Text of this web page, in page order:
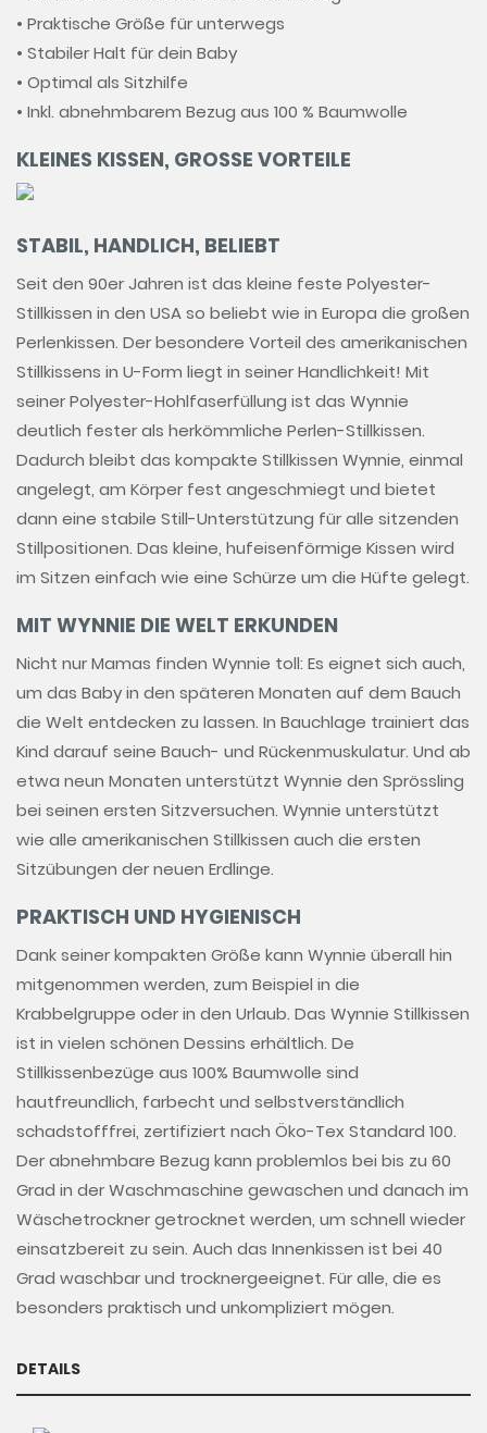
• Praktische Größe für unterwegs
• Stabiler Halt für dein Baby
• Optimal als Sitzhilfe
• Inkl. abnehmbarem Bezug aus 100 % Baumwolle
KLEINES KISSEN, GROSSE VORTEILE
STABIL, HANDLICH, BELIEBT
Seit den 90er Jahren ist das kleine feste Polyester-
Stillkissen in den USA so beliebt wie in Europa die großen
Perlenkissen. Der besondere Vorteil des amerikanischen
Stillkissens in U-Form liegt in seiner Handlichkeit! Mit
seiner Polyester-Hohlfaserfüllung ist das Wynnie
deutlich fester als herkömmliche Perlen-Stillkissen.
Dadurch bleibt das kompakte Stillkissen Wynnie, einmal
angelegt, am Körper fest angeschmiegt und bietet
dann eine stabile Still-Unterstützung für alle sitzenden
Stillpositionen. Das kleine, hufeisenförmige Kissen wird
im Sitzen einfach wie eine Schürze um die Hüfte gelegt.
MIT WYNNIE DIE WELT ERKUNDEN
Nicht nur Mamas finden Wynnie toll: Es eignet sich auch,
um das Baby in den späteren Monaten auf dem Bauch
die Welt entdecken zu lassen. In Bauchlage trainiert das
Kind darauf seine Bauch- und Rückenmuskulatur. Und ab
etwa neun Monaten unterstützt Wynnie den Sprössling
bei seinen ersten Sitzversuchen. Wynnie unterstützt
wie alle amerikanischen Stillkissen auch die ersten
Sitzübungen der neuen Erdlinge.
PRAKTISCH UND HYGIENISCH
Dank seiner kompakten Größe kann Wynnie überall hin
mitgenommen werden, zum Beispiel in die
Krabbelgruppe oder in den Urlaub. Das Wynnie Stillkissen
ist in vielen schönen Dessins erhältlich. De
Stillkissenbezüge aus 100% Baumwolle sind
hautfreundlich, farbecht und selbstverständlich
schadstofffrei, zertifiziert nach Öko-Tex Standard 100.
Der abnehmbare Bezug kann problemlos bei bis zu 60
Grad in der Waschmaschine gewaschen und danach im
Wäschetrockner getrocknet werden, um schnell wieder
einsatzbereit zu sein. Auch das Innenkissen ist bei 40
Grad waschbar und trocknergeeignet. Für alle, die es
besonders praktisch und unkompliziert mögen.
DETAILS